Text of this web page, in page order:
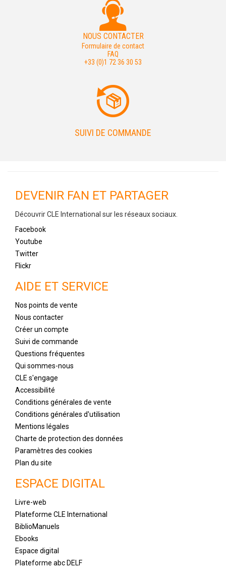
NOUS CONTACTER
Formulaire de contact
FAQ
+33 (0)1 72 36 30 53
SUIVI DE COMMANDE
DEVENIR FAN ET PARTAGER
Découvrir CLE International sur les réseaux sociaux.
Facebook
Youtube
Twitter
Flickr
AIDE ET SERVICE
Nos points de vente
Nous contacter
Créer un compte
Suivi de commande
Questions fréquentes
Qui sommes-nous
CLE s'engage
Accessibilité
Conditions générales de vente
Conditions générales d'utilisation
Mentions légales
Charte de protection des données
Paramètres des cookies
Plan du site
ESPACE DIGITAL
Livre-web
Plateforme CLE International
BiblioManuels
Ebooks
Espace digital
Plateforme abc DELF